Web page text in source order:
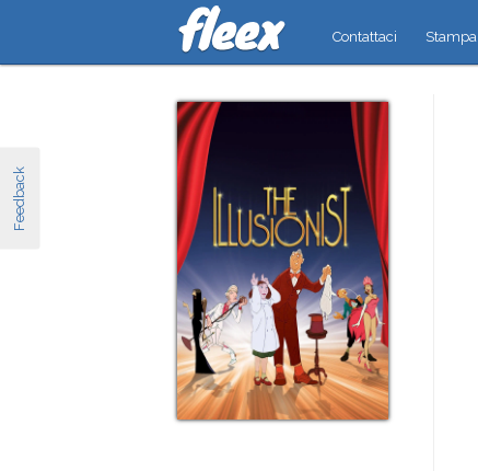
Feedback
Contattaci Stampa